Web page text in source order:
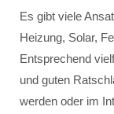
Es gibt viele
Heizung, Solar,
Entsprechend
und guten
werden oder im